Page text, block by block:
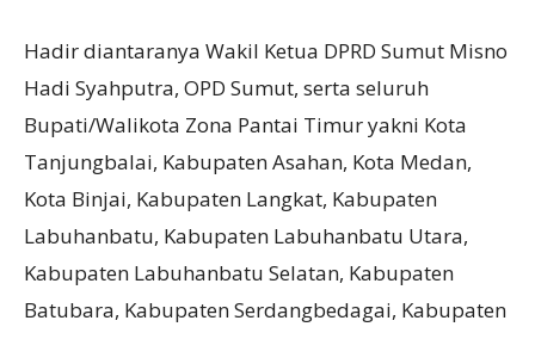
Hadir diantaranya Wakil Ketua DPRD Sumut Misno
Hadi Syahputra, OPD Sumut, serta seluruh
Bupati/Walikota Zona Pantai Timur yakni Kota
Tanjungbalai, Kabupaten Asahan, Kota Medan,
Kota Binjai, Kabupaten Langkat, Kabupaten
Labuhanbatu, Kabupaten Labuhanbatu Utara,
Kabupaten Labuhanbatu Selatan, Kabupaten
Batubara, Kabupaten Serdangbedagai, Kabupaten